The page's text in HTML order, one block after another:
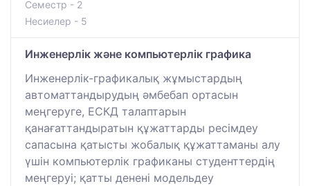
Семестр - 2
Несиелер - 5
Инженерлік және компьютерлік графика
Инженерлік-графикалық жұмыстардың
автоматтандырудың әмбебап ортасын
меңгеруге, ЕСКД талаптарын
қанағаттандыратын құжаттарды ресімдеу
сапасына қатысты жобалық құжаттаманы алу
үшін компьютерлік графиканы студенттердің
меңгеруі; қатты денені модельдеу